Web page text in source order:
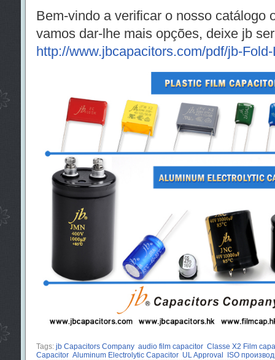
Bem-vindo a verificar o nosso catálogo
vamos dar-lhe mais opções, deixe jb
http://www.jbcapacitors.com/pdf/jb-
Tags: jb Capacitors Company audio film capacitor Classe X2 Film
Capacitor Aluminum Electrolytic Capacitor UL Approval ISO